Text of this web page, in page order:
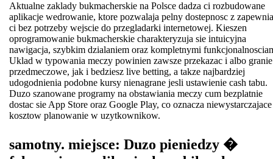
Aktualne zaklady bukmacherskie na Polsce dadza ci rozbudowane
aplikacje wedrowanie, ktore pozwalaja pelny dostepnosc z zapewnia
ci bez potrzeby wejscie do przegladarki internetowej. Kieszen
oprogramowanie bukmacherskie charakteryzuja sie intuicyjna
nawigacja, szybkim dzialaniem oraz kompletnymi
Uklad w typowania meczy powinien zawsze przekazac i albo granie
przedmeczowe, jak i bedziesz live betting, a takze najbardziej
udogodnienia podobne kursy nienagrane jesli ustawienie cash tabu.
Duzo szanowane programy na obstawiania meczy cum bezplatnie
dostac sie App Store oraz Google Play, co oznacza niewystarczajace
kosztow planowanie w uzytkownikow.
samotny. miejsce: Duzo pieniedzy �